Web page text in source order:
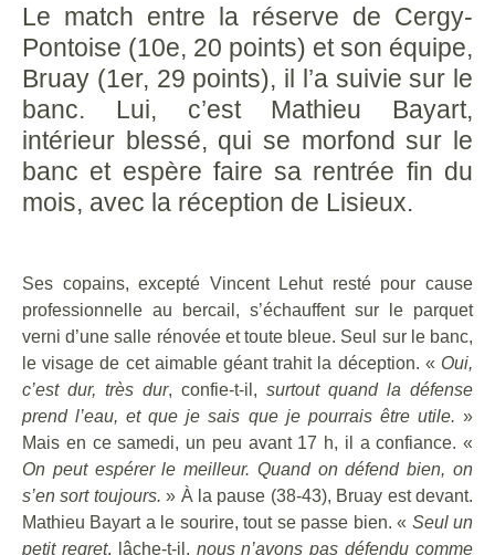
Le match entre la réserve de Cergy-
Pontoise (10e, 20 points) et son équipe,
Bruay (1er, 29 points), il l’a suivie sur le
banc. Lui, c’est Mathieu Bayart,
intérieur blessé, qui se morfond sur le
banc et espère faire sa rentrée fin du
mois, avec la réception de Lisieux.
Ses copains, excepté Vincent Lehut resté pour cause
professionnelle au bercail, s’échauffent sur le parquet
verni d’une salle rénovée et toute bleue. Seul sur le banc,
le visage de cet aimable géant trahit la déception. « Oui,
c’est dur, très dur, confie-t-il, surtout quand la défense
prend l’eau, et que je sais que je pourrais être utile. »
Mais en ce samedi, un peu avant 17 h, il a confiance. «
On peut espérer le meilleur. Quand on défend bien, on
s’en sort toujours. » À la pause (38-43), Bruay est devant.
Mathieu Bayart a le sourire, tout se passe bien. « Seul un
petit regret, lâche-t-il, nous n’avons pas défendu comme